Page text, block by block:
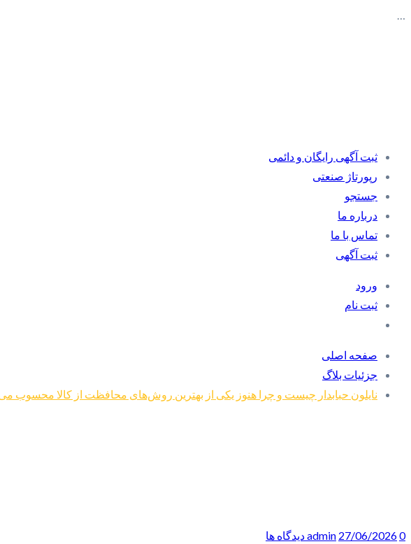
…
ثبت آگهی رایگان و دائمی
رپورتاژ صنعتی
جستجو
درباره ما
تماس با ما
ثبت آگهی
ورود
ثبت نام
صفحه اصلی
جزئیات بلاگ
نایلون حبابدار چیست و چرا هنوز یکی از بهترین روش‌های محافظت از کالا محسوب
admin 27/06/20260 دیدگاه ها